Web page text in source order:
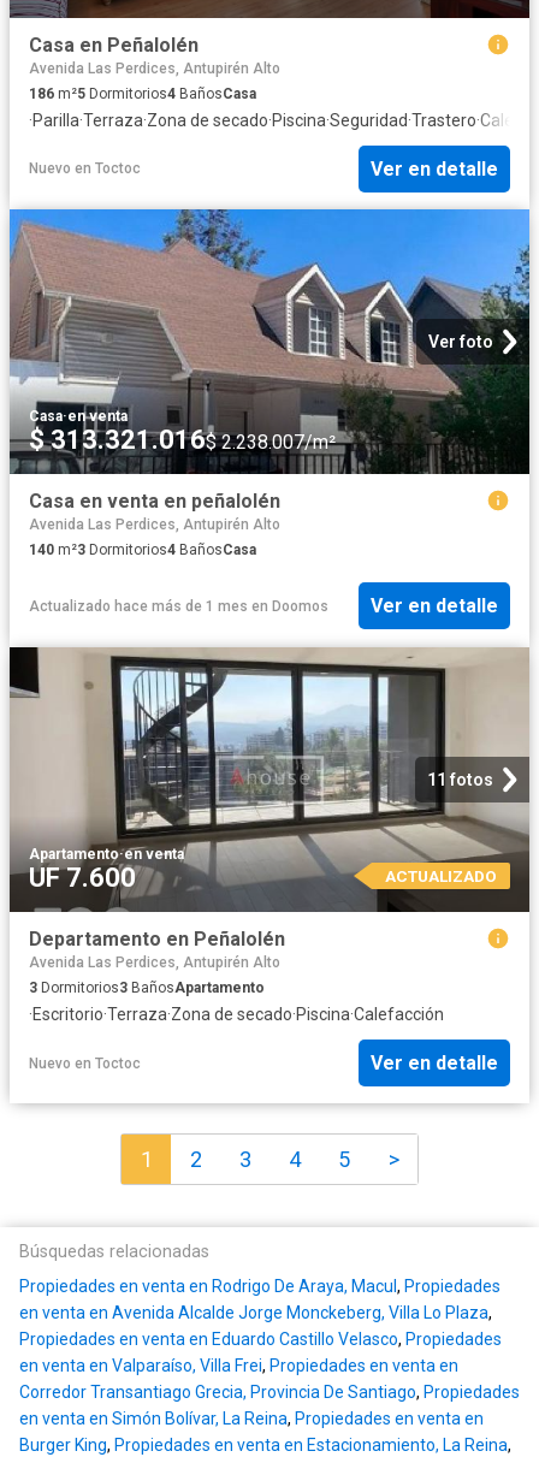
Casa en Peñalolén
Avenida Las Perdices, Antupirén Alto
186 m²5 Dormitorios4 BañosCasa
·Parilla·Terraza·Zona de secado·Piscina·Seguridad·Trastero·
Nuevo en Toctoc Ver en detalle
Ver foto
Casa·en venta
$ 313.321.016$ 2.238.007/m²
Casa en venta en peñalolén
Avenida Las Perdices, Antupirén Alto
140 m²3 Dormitorios4 BañosCasa
Actualizado hace más de 1 mes en Doomos Ver en detalle
11 fotos
Apartamento·en venta
UF 7.600 ACTUALIZADO
Departamento en Peñalolén
Avenida Las Perdices, Antupirén Alto
3 Dormitorios3 BañosApartamento
·Escritorio·Terraza·Zona de secado·Piscina·Calefacción
Nuevo en Toctoc Ver en detalle
1 2 3 4 5 >
Búsquedas relacionadas
Propiedades en venta en Rodrigo De Araya, Macul , Propiedades
en venta en Avenida Alcalde Jorge Monckeberg, Villa Lo Plaza,
Propiedades en venta en Eduardo Castillo Velasco, Propiedades
en venta en Valparaíso, Villa Frei, Propiedades en venta en
Corredor Transantiago Grecia, Provincia De Santiago, Propiedades
en venta en Simón Bolívar, La Reina, Propiedades en venta en
Burger King, Propiedades en venta en Estacionamiento, La Reina,